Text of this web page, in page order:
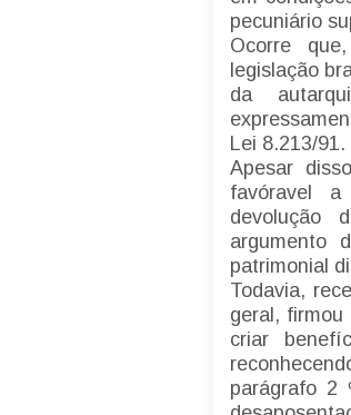
pecuniário
Ocorre
legislação
da
Lei 8.213/91.
Apesar
favóravel a
devolução
argumento
patrimonial
Todavia,
geral,
criar
parágrafo 2